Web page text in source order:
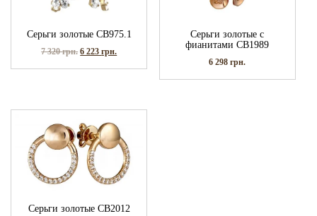
Серьги золотые СВ975.1
7 320грн. 6 223грн.
Серьги золотые с
фианитами СВ1989
6 298грн.
Серьги золотые СВ2012